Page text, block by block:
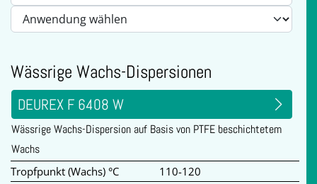
Wässrige Wachs-Dispersionen
DEUREX F 6408 W
Wässrige Wachs-Dispersion auf Basis von PTFE beschichtetem
Wachs
Tropfpunkt (Wachs) °C
110-120